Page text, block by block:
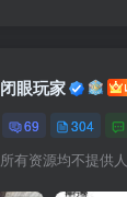
闭眼玩家
69 304
所有资源均不提供